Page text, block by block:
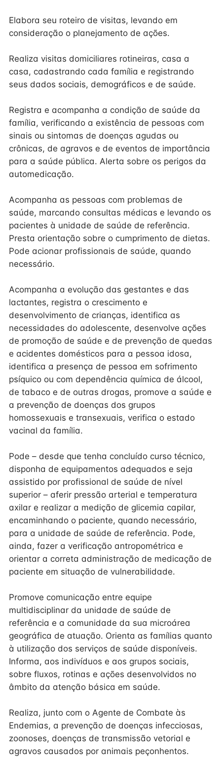
Elabora seu roteiro de visitas, levando em
consideração o planejamento de ações.
Realiza visitas domiciliares rotineiras, casa a
casa, cadastrando cada família e registrando
seus dados sociais, demográficos e de saúde.
Registra e acompanha a condição de saúde da
família, verificando a existência de pessoas com
sinais ou sintomas de doenças agudas ou
crônicas, de agravos e de eventos de importância
para a saúde pública. Alerta sobre os perigos da
automedicação.
Acompanha as pessoas com problemas de
saúde, marcando consultas médicas e levando os
pacientes à unidade de saúde de referência.
Presta orientação sobre o cumprimento de dietas.
Pode acionar profissionais de saúde, quando
necessário.
Acompanha a evolução das gestantes e das
lactantes, registra o crescimento e
desenvolvimento de crianças, identifica as
necessidades do adolescente, desenvolve ações
de promoção de saúde e de prevenção de quedas
e acidentes domésticos para a pessoa idosa,
identifica a presença de pessoa em sofrimento
psíquico ou com dependência química de álcool,
de tabaco e de outras drogas, promove a saúde e
a prevenção de doenças dos grupos
homossexuais e transexuais, verifica o estado
vacinal da família.
Pode – desde que tenha concluído curso técnico,
disponha de equipamentos adequados e seja
assistido por profissional de saúde de nível
superior – aferir pressão arterial e temperatura
axilar e realizar a medição de glicemia capilar,
encaminhando o paciente, quando necessário,
para a unidade de saúde de referência. Pode,
ainda, fazer a verificação antropométrica e
orientar a correta administração de medicação de
paciente em situação de vulnerabilidade.
Promove comunicação entre equipe
multidisciplinar da unidade de saúde de
referência e a comunidade da sua microárea
geográfica de atuação. Orienta as famílias quanto
à utilização dos serviços de saúde disponíveis.
Informa, aos indivíduos e aos grupos sociais,
sobre fluxos, rotinas e ações desenvolvidos no
âmbito da atenção básica em saúde.
Realiza, junto com o Agente de Combate às
Endemias, a prevenção de doenças infecciosas,
zoonoses, doenças de transmissão vetorial e
agravos causados por animais peçonhentos.